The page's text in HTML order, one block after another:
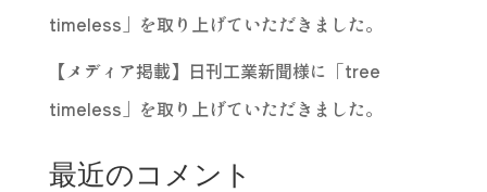
timeless」を取り上げていただきました。
【メディア掲載】日刊工業新聞様に「tree
timeless」を取り上げていただきました。
最近のコメント